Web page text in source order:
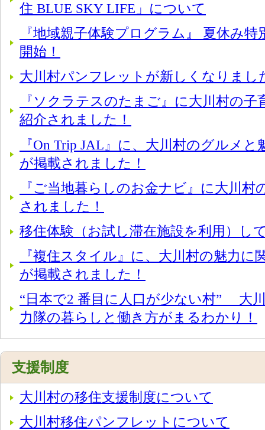
住 BLUE SKY LIFE」について
『地域親子体験プログラム』 夏休み
開始！
大川村パンフレットが新しくなりまし
『ソクラテスのたまご』に大川村の子
紹介されました！
『On Trip JAL』に、大川村のグルメ
が掲載されました！
『ご当地暮らしのお金ナビ』に大川村
されました！
移住体験（お試し滞在施設を利用）し
『複住スタイル』に、大川村の魅力に
が掲載されました！
“日本で2 番目に人口が少ない村” 大
力隊の暮らしと働き方がまるわかり！
支援制度
大川村の移住支援制度について
大川村移住パンフレットについて